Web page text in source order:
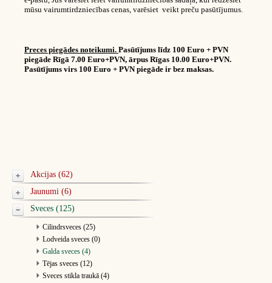
mūsu vairumtirdzniecības cenas, varēsiet veikt preču pasūtījumus.
Preces piegādes noteikumi. Pasūtījums līdz 100 Euro + PVN
piegāde Rīgā 7.00 Euro+PVN, ārpus Rīgas 10.00 Euro+PVN.
Pasūtījums virs 100 Euro + PVN piegāde ir bez maksas.
Akcijas (62)
Jaunumi (6)
Sveces (125)
Cilindrsveces (25)
Lodveida sveces (0)
Galda sveces (4)
Tējas sveces (12)
Sveces stikla traukā (4)